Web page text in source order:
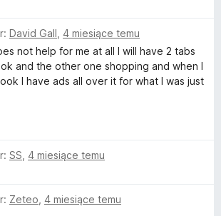
David Gall 4 miesiące temu
not help for me at all I will have 2 tabs
and the other one shopping and when I
I have ads all over it for what I was just
SS 4 miesiące temu
Zeteo 4 miesiące temu